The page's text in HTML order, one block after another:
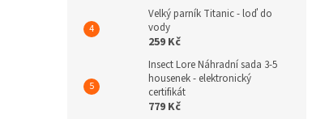
Velký parník Titanic - loď do
vody
259 Kč
Insect Lore Náhradní sada 3-5
housenek - elektronický
certifikát
779 Kč